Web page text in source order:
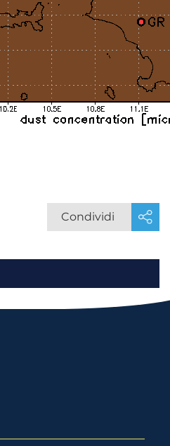
Condividi